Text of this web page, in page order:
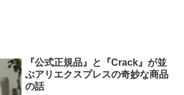
『公式正規品』と『Crack』が並
ぶアリエクスプレスの奇妙な商品
の話